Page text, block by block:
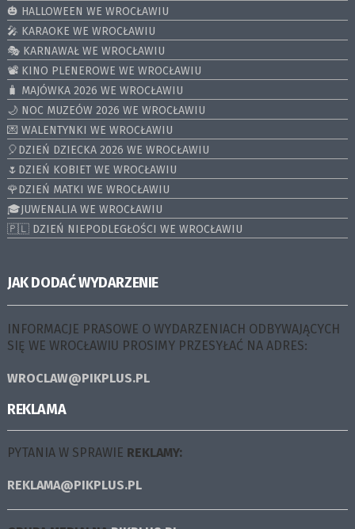
🎃 HALLOWEEN WE WROCŁAWIU
🎤 KARAOKE WE WROCŁAWIU
🎭 KARNAWAŁ WE WROCŁAWIU
📽️ KINO PLENEROWE WE WROCŁAWIU
🧳 MAJÓWKA 2026 WE WROCŁAWIU
🌙 NOC MUZEÓW 2026 WE WROCŁAWIU
💌 WALENTYNKI WE WROCŁAWIU
🎈DZIEŃ DZIECKA 2026 WE WROCŁAWIU
🌷DZIEŃ KOBIET WE WROCŁAWIU
🌹DZIEŃ MATKI WE WROCŁAWIU
🎓JUWENALIA WE WROCŁAWIU
🇵🇱 DZIEŃ NIEPODLEGŁOŚCI WE WROCŁAWIU
JAK DODAĆ WYDARZENIE
INFORMACJE PRASOWE O WYDARZENIACH ODBYWAJĄCYCH
SIĘ WE WROCŁAWIU PROSIMY PRZESYŁAĆ NA ADRES:
WROCLAW@PIKPLUS.PL
REKLAMA
PYTANIA W SPRAWIE REKLAMY:
REKLAMA@PIKPLUS.PL